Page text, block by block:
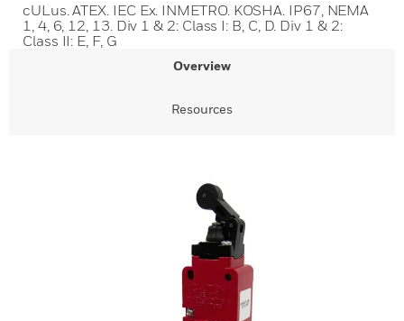
cULus. ATEX. IEC Ex. INMETRO. KOSHA. IP67, NEMA
1, 4, 6, 12, 13. Div 1 & 2: Class I: B, C, D. Div 1 & 2:
Class II: E, F, G
Overview
Resources